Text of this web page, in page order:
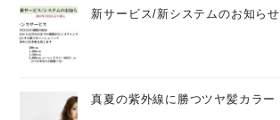
新サービス/新システムのお知らせ
真夏の紫外線に勝つツヤ髪カラー